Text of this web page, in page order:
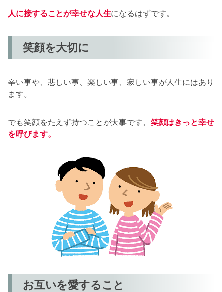
人に接することが幸せな人生になるはずです。
笑顔を大切に
辛い事や、悲しい事、楽しい事、寂しい事が人生にはあり
ます。
でも笑顔をたえず持つことが大事です。 笑顔はきっと幸せ
を呼びます。
お互いを愛すること